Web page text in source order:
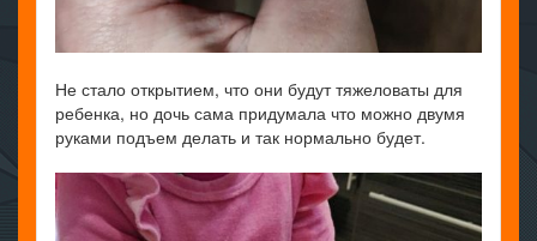
Не стало открытием, что они будут тяжеловаты для
ребенка, но дочь сама придумала что можно двумя
руками подъем делать и так нормально будет.